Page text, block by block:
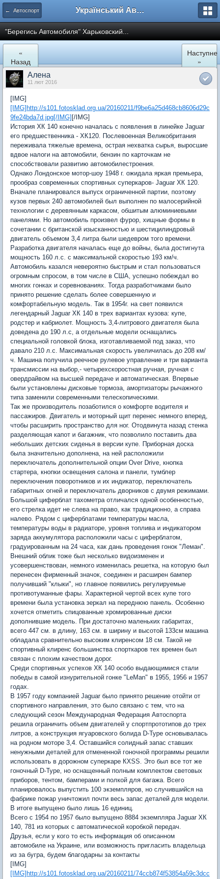
← Автоспорт Український Автоклуб ВАЗ
"Берегись Автомобиля" Харьковский...
«
Назад
Наступне
»
Алена
11 лют 2016
[IMG]
[IMG]http://s101.fotosklad.org.ua/20160211/f9be6a25d468cb8606d29c
9fe24bda7d.jpg[/IMG] [/IMG]
История ХК 140 конечно началась с появления в линейке Jaguar
его предшественника - ХК120. Послевоенная Великобритания
переживала тяжелые времена, острая нехватка сырья, выросшие
вдвое налоги на автомобили, бензин по карточкам не
способствовали развитию автомобилестроения.
Однако Лондонское мотор-шоу 1948 г. ожидала яркая премьера,
прообраз современных спортивных суперкаров- Jaguar ХК 120.
Вначале планировался выпуск ограниченной партии, поэтому
кузов первых 240 автомобилей был выполнен по малосерийной
технологии с деревянным каркасом, обшитым алюминиевыми
панелями. Но автомобиль произвел фурор, хищные формы в
сочетании с британской изысканностью и шестицилиндровый
двигатель объемом 3,4 литра были шедевром того времени.
Разработка двигателя началась еще до войны, была достигнута
мощность 160 л.с. с максимальной скоростью 193 км/ч.
Автомобиль казался невероятно быстрым и стал пользоваться
огромным спросом, в том числе в США, успешно побеждал во
многих гонках и соревнованиях. Тогда разработчиками было
принято решение сделать более совершенную и
комфортабельную модель. Так в 1954г. на свет появился
легендарный Jaguar ХК 140 в трех вариантах кузова: купе,
родстер и кабриолет. Мощность 3,4-литрового двигателя была
доведена до 190 л.с, а отдельные модели оснащались
специальной головкой блока, изготавливаемой под заказ, что
давало 210 л.с. Максимальная скорость увеличилась до 208 км/
ч. Машина получила реечное рулевое управление и три варианта
трансмиссии на выбор,- четырехскоростная ручная, ручная с
овердрайвом на высшей передаче и автоматическая. Впервые
были установлены дисковые тормоза, амортизаторы рычажного
типа заменили современными телескопическими.
Так же производитель позаботился о комфорте водителя и
пассажиров. Двигатель и моторный щит перенес немного вперед,
чтобы расширить пространство для ног. Отодвинута назад стенка
разделяющая капот и багажник, что позволило поставить два
небольших детских сиденья в версии купе. Приборная доска
была значительно дополнена, на ней расположили
переключатель дополнительной опции Over Drive, кнопка
стартера, кнопки освещения салона и панели, тумблер
переключения поворотников и их индикатор, переключатель
габаритных огней и переключатель дворников с двумя режимами.
Большой циферблат тахометра отличался одной особенностью,
его стрелка идет не слева на право, как традиционно, а справа
налево. Рядом с циферблатами температуры масла,
температуры воды в радиаторе, уровня топлива и индикатором
заряда аккумулятора расположили часы с циферблатом,
градуированным на 24 часа, как дань проведения гонок "Леман".
Внешний облик тоже был несколько видоизменен и
усовершенствован, немного изменилась решетка, на которую был
перенесен фирменный значок, соединен и расширен бампер
получивший "клыки", но главное появились регулируемые
противотуманные фары. Характерной чертой всех купе того
времени была установка зеркал на переднюю панель. Особенно
хочется отметить спицованные хромированные диски
дополнившие модель. При достаточно маленьких габаритах,
всего 447 см. в длину, 163 см. в ширину и высотой 133см машина
обладала сравнительно высоким клиренсом 18 см. Такой не
спортивный клиренс большинства спорткаров тех времен был
связан с плохим качеством дорог.
Среди спортивных успехов ХК 140 особо выдающимися стали
победы в самой изнурительной гонке "LeMan" в 1955, 1956 и 1957
годах.
В 1957 году компанией Jaguar было принято решение отойти от
спортивного направления, это было связано с тем, что на
следующий сезон Международная Федерация Автоспорта
решила ограничить объем двигателей у спортпрототипов до трех
литров, а конструкция ягуаровского болида D-Type основывалась
на родном моторе 3,4. Оставшийся солидный запас ставших
ненужными деталей для отмененной гоночной программы решили
использовать в дорожном суперкаре КХSS. Это был все тот же
гоночный D-Type, но оснащенный полным комплектом световых
приборов, тентом, бамперами и полкой для багажа. Всего
планировалось выпустить 100 экземпляров, но случившийся на
фабрике пожар уничтожил почти весь запас деталей для модели.
В итоге выпущено было лишь 16 единиц.
Всего с 1954 по 1957 было выпущено 8884 экземпляра Jaguar ХК
140, 781 из которых с автоматической коробкой передач.
Друзья, если у кого то есть информация об описанном
автомобиле на Украине, или возможность пригласить владельца
из за бугра, будем благодарны за контакты
[IMG]
[IMG]http://s101.fotosklad.org.ua/20160211/74ccb874f53854a59c3dcc